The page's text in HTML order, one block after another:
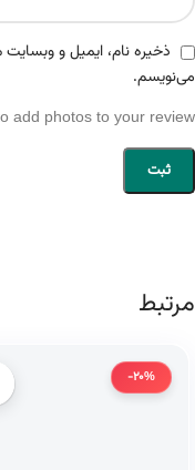
ذخیره نام، ایمیل و وبسایت
می‌نویسم.
add photos to your review.
مرتبط
-20%